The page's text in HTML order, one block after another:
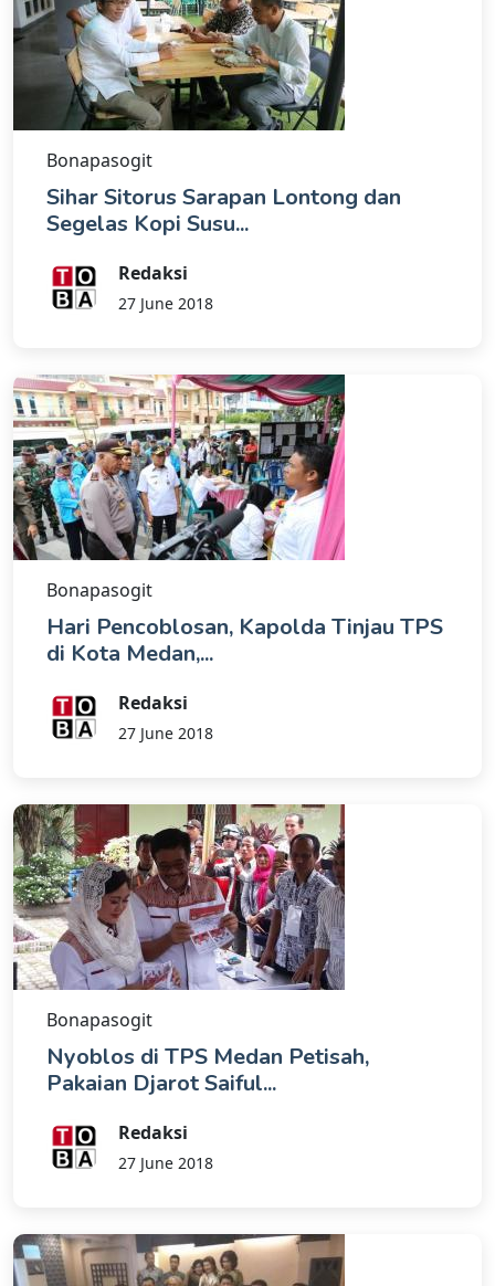
Bonapasogit
Sihar Sitorus Sarapan Lontong dan
Segelas Kopi Susu...
Redaksi
27 June 2018
Bonapasogit
Hari Pencoblosan, Kapolda Tinjau TPS
di Kota Medan,...
Redaksi
27 June 2018
Bonapasogit
Nyoblos di TPS Medan Petisah,
Pakaian Djarot Saiful...
Redaksi
27 June 2018